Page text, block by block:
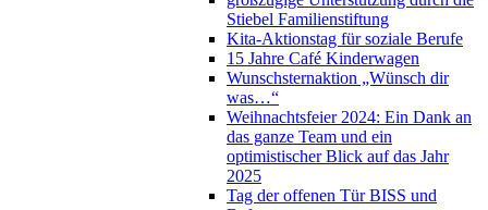
Stiebel Familienstiftung
Kita-Aktionstag für soziale Berufe
15 Jahre Café Kinderwagen
Wunschsternaktion „Wünsch dir
was…“
Weihnachtsfeier 2024: Ein Dank an
das ganze Team und ein
optimistischer Blick auf das Jahr
2025
Tag der offenen Tür BISS und